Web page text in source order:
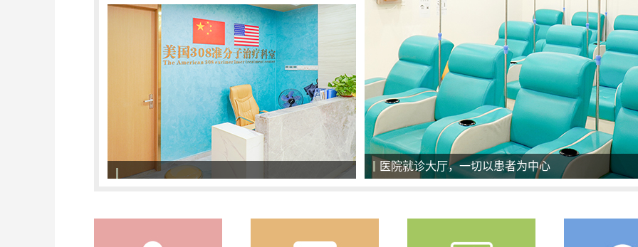
医院就诊大厅，一切以患者为中心